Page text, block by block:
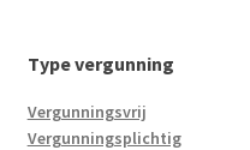
Type vergunning
Vergunningsvrij
Vergunningsplichtig